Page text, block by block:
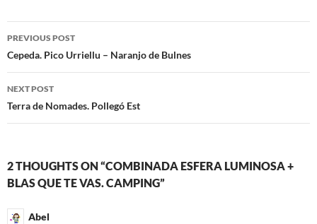
Post
navigation
PREVIOUS POST
Cepeda. Pico Urriellu – Naranjo de Bulnes
NEXT POST
Terra de Nomades. Pollegó Est
2 THOUGHTS ON “COMBINADA ESFERA LUMINOSA +
BLAS QUE TE VAS. CAMPING”
Abel